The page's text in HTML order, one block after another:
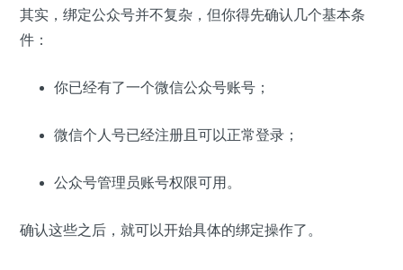
其实，绑定公众号并不复杂，但你得先确认几个基本条
件：
你已经有了一个微信公众号账号；
微信个人号已经注册且可以正常登录；
公众号管理员账号权限可用。
确认这些之后，就可以开始具体的绑定操作了。